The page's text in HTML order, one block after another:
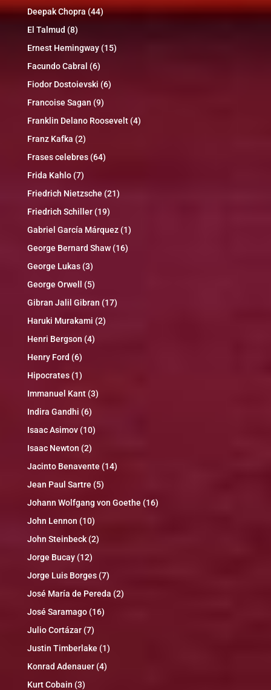
Deepak Chopra(44)
El Talmud (8)
Ernest Hemingway(15)
Facundo Cabral (6)
Fiodor Dostoievski (6)
Francoise Sagan (9)
Franklin Delano Roosevelt(4)
Franz Kafka (2)
Frases celebres(64)
Frida Kahlo(7)
Friedrich Nietzsche (21)
Friedrich Schiller(19)
Gabriel García Márquez(1)
George Bernard Shaw(16)
George Lukas(3)
George Orwell
(5)
Gibran Jalil Gibran (17)
Haruki Murakami (2)
Henri Bergson (4)
Henry Ford (6)
Hipocrates(1)
Immanuel Kant(3)
Indira Gandhi (6)
Isaac Asimov(10)
Isaac Newton (2)
Jacinto Benavente (14)
Jean Paul Sartre (5)
Johann Wolfgang von Goethe (16)
John Lennon (10)
John Steinbeck(2)
Jorge Bucay(12)
Jorge Luis Borges(7)
José María de Pereda (2)
José Saramago(16)
Julio Cortázar(7)
Justin Timberlake (1)
Konrad Adenauer(4)
Kurt Cobain (3)